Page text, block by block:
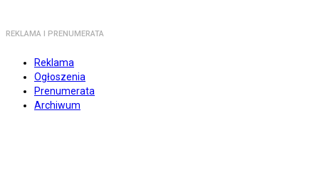
REKLAMA I PRENUMERATA
Reklama
Ogłoszenia
Prenumerata
Archiwum